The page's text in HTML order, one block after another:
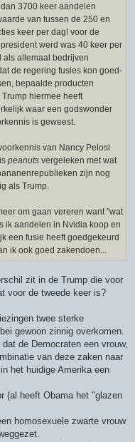
3700 keer aandelen
van tussen de 250 en
keer per dag! voor de
werd was 40 keer per
als allemaal bedrijven
de regering fusies kon goed-
bepaalde producten
hiermee heeft
waar een godswonder
is geweest.
van Nancy Pelosi
peanuts vergeleken met wat
zijn nog
als Trump.
om gaan vereren want "wat
ik aandelen in Nvidia koop en
een fusie heeft goedgekeurd
ik ook goed zakendoen...
zit in de Trump die voor
voor de tweede keer is?
twee sterke
gewoon zinnig overkomen.
de Democraten een vrouw,
van deze zaken naar
het huidige Amerika een
(al heeft Obama het "glazen
homosexuele zwarte vrouw